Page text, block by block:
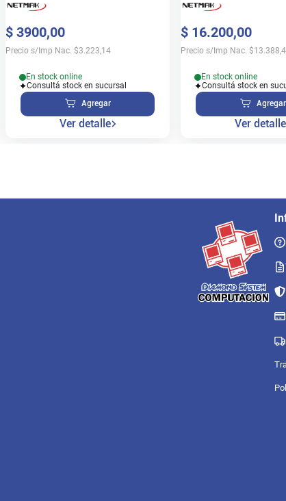
$ 3900,00
Precio s/Imp Nac. $3.223,14
En stock online
Consultá stock en sucursal
Agregar
Ver detalle
$ 16.200,00
Precio s/Imp Nac. $
En stock online
Consultá stock en
Agregar
Ver detalle